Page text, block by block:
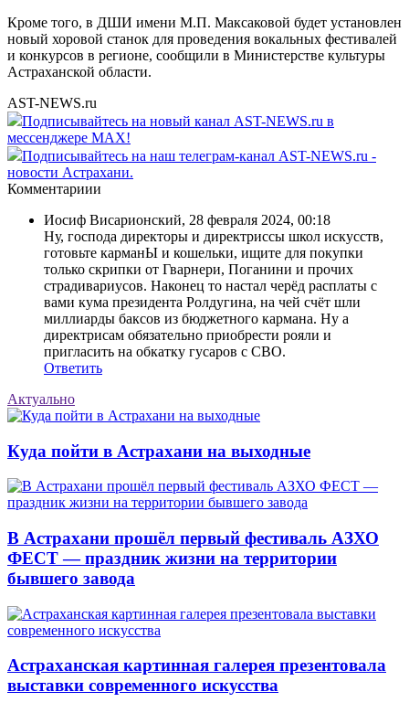
Кроме того, в ДШИ имени М.П. Максаковой будет установлен
новый хоровой станок для проведения вокальных фестивалей
и конкурсов в регионе, сообщили в Министерстве культуры
Астраханской области.
AST-NEWS.ru
Подписывайтесь на новый канал AST-NEWS.ru в
мессенджере MAX!
Подписывайтесь на наш телеграм-канал AST-NEWS.ru -
новости Астрахани.
Комментариии
Иосиф Висарионский, 28 февраля 2024, 00:18
Ну, господа директоры и директриссы школ искусств,
готовьте карманЫ и кошельки, ищите для покупки
только скрипки от Гварнери, Поганини и прочих
страдивариусов. Наконец то настал черёд расплаты с
вами кума президента Ролдугина, на чей счёт шли
миллиарды баксов из бюджетного кармана. Ну а
директрисам обязательно приобрести рояли и
пригласить на обкатку гусаров с СВО.
Ответить
Актуально
Куда пойти в Астрахани на выходные
В Астрахани прошёл первый фестиваль АЗХО
ФЕСТ — праздник жизни на территории
бывшего завода
Астраханская картинная галерея презентовала
выставки современного искусства